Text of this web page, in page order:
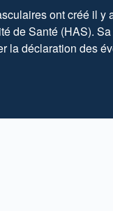
ont créé il y
de Santé (HAS).
la déclaration des